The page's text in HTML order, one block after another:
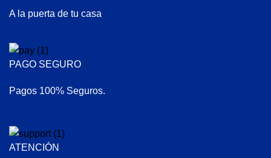
A la puerta de tu casa
PAGO SEGURO
Pagos 100% Seguros.
ATENCIÓN